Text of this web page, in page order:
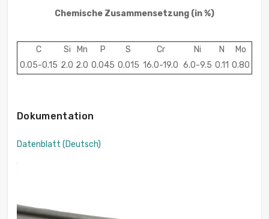
Chemische Zusammensetzung (in %)
C Si Mn P S Cr Ni N
Mo
0.05-0.15 2.0 2.0 0.045 0.015 16.0-19.0 6.0-9.5 0.11 0.80
Dokumentation
Datenblatt (Deutsch)